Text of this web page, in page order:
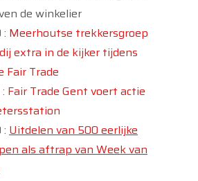
de winkelier
: Meerhoutse trekkersgroep
extra in de kijker tijdens
Fair Trade
Fair Trade Gent voert actie
: Uitdelen van 500 eerlijke
als aftrap van Week van